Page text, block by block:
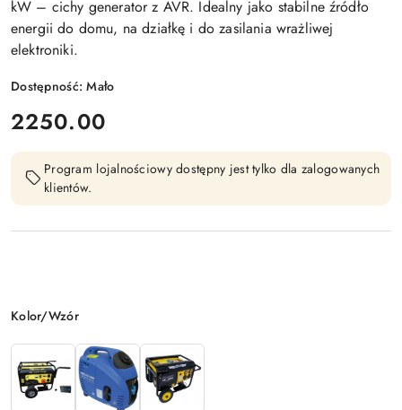
kW – cichy generator z AVR. Idealny jako stabilne źródło
energii do domu, na działkę i do zasilania wrażliwej
elektroniki.
Dostępność:Mało
cena:
2250.00
Program lojalnościowy dostępny jest tylko dla zalogowanych
klientów.
Wariant
Kolor/Wzór